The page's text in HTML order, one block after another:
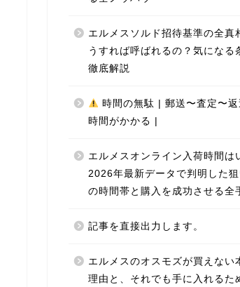
エルメスソルド招待基準の全真
うすれば呼ばれるの？気になる
徹底解説
時間の無駄 | 郵送〜査定〜返
時間がかかる |
エルメスオンライン入荷時間は
2026年最新データで判明した狙
の時間帯と購入を成功させる全
記事を直接出力します。
エルメスのオスモズが買えない
理由と、それでも手に入れるた